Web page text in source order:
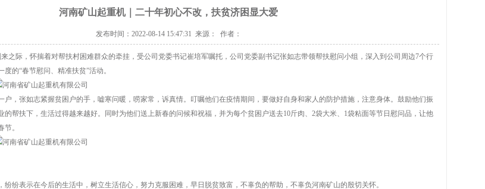
河南矿山起重机｜二十年初心不改，扶贫济困显大爱
发布时间：2022-08-14 15:47:31 来源： 作者：
之际，怀揣着对帮扶村困难群众的牵挂，受公司党委书记崔培军嘱托，公司党委副书记张如志带领帮扶慰问小组，深入到公司周边7个行
的“春节慰问、精准扶贫”活动。
户，张如志紧握贫困户的手，嘘寒问暖，唠家常，诉真情。叮嘱他们在疫情期间，要做好自身和家人的防护措施，注意身体。鼓励他们振
的帮扶下，生活过得越来越好。同时为他们送上新春的问候和祝福，并为每个贫困户送去10斤肉、2袋大米、1袋粘面等节日慰问品，让他
。
纷纷表示在今后的生活中，树立生活信心，努力克服困难，早日脱贫致富，不辜负的帮助，不辜负河南矿山的殷切关怀。